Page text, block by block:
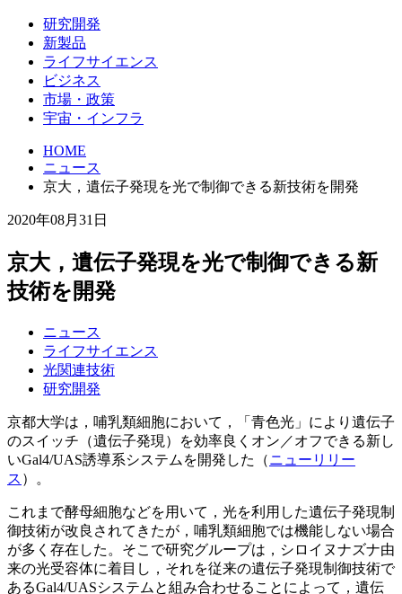
研究開発
新製品
ライフサイエンス
ビジネス
市場・政策
宇宙・インフラ
HOME
ニュース
京大，遺伝子発現を光で制御できる新技術を開発
2020年08月31日
京大，遺伝子発現を光で制御できる新
技術を開発
ニュース
ライフサイエンス
光関連技術
研究開発
京都大学は，哺乳類細胞において，「青色光」により遺伝子
のスイッチ（遺伝子発現）を効率良くオン／オフできる新し
いGal4/UAS誘導系システムを開発した（ニューリリー
ス ）。
これまで酵母細胞などを用いて，光を利用した遺伝子発現制
御技術が改良されてきたが，哺乳類細胞では機能しない場合
が多く存在した。そこで研究グループは，シロイヌナズナ由
来の光受容体に着目し，それを従来の遺伝子発現制御技術で
あるGal4/UASシステムと組み合わせることによって，遺伝